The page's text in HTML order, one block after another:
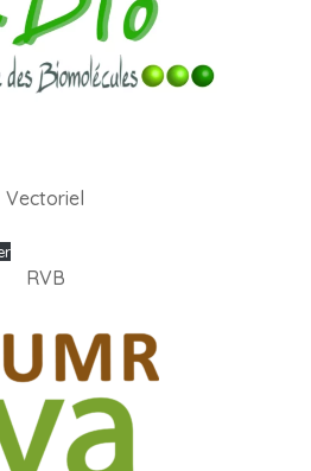
Vectoriel
RVB